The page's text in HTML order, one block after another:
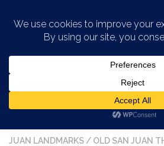
EVENTOS
PUERTO RICO/EVENTOS EN LA
JUAN LANDMARKS / OLD SAN JUAN